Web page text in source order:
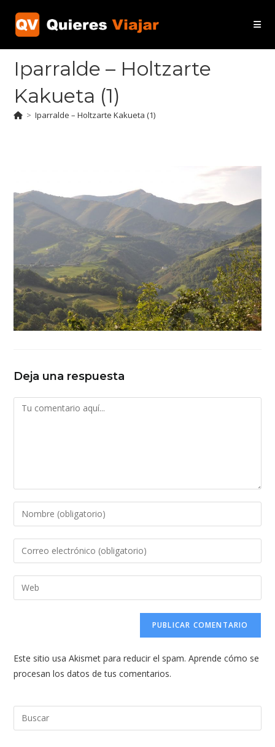
contenido
Iparralde – Holtzarte
Kakueta (1)
> Iparralde – Holtzarte Kakueta (1)
Deja una respuesta
Comentario
Introduce
tu
nombre
de
usuario
Introduce
tu
dirección
de
comentar
Introduce
la
web
(opcional)
Este sitio usa Akismet para reducir el spam.Aprende cómo se
procesan los datos de tus comentarios.